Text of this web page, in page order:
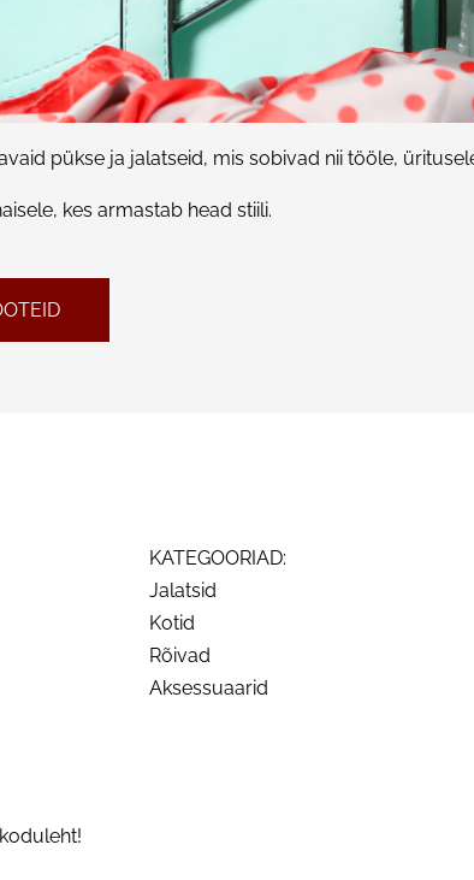
pükse ja jalatseid, mis sobivad nii tööle,
kes armastab head stiili.
KATEGOORIAD:
Jalatsid
Kotid
Rõivad
Aksessuaarid